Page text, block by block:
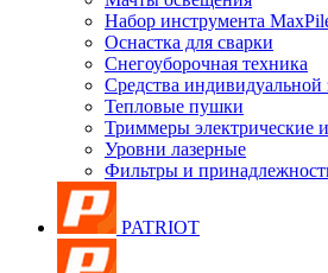
Набор инструмента
Оснастка для сварки
Снегоуборочная техника
Средства
Тепловые пушки
Триммеры электрические
Уровни лазерные
Фильтры и
PATRIOT